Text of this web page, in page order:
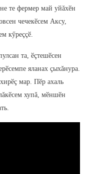
те фермер май уйăхӗн
чечекӗсем Аксу,
кӳреççӗ.
та, ӗçтешӗсен
яланах çыхăнура.
мар. Пӗр ахаль
хупă, мӗншӗн